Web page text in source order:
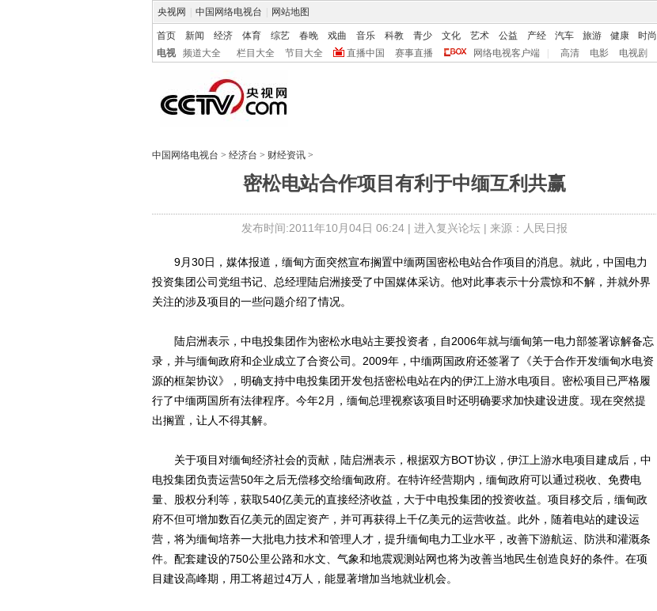
央视网 中国网络电视台 网站地图
首页 新闻 经济 体育 综艺 春晚 戏曲 音乐 科教 青少 文化 艺术 公益 产经 汽车 旅游 健康 时尚
电视
频道大全 栏目大全 节目大全 直播中国 赛事直播 网络电视客户端 高清 电影 电视剧
中国网络电视台 > 经济台 > 财经资讯 >
密松电站合作项目有利于中缅互利共赢
发布时间:2011年10月04日 06:24 | 进入复兴论坛| 来源：人民日报
9月30日，媒体报道，缅甸方面突然宣布搁置中缅两国密松电站合作项目的消息。就此，中国电力
投资集团公司党组书记、总经理陆启洲接受了中国媒体采访。他对此事表示十分震惊和不解，并就外界
关注的涉及项目的一些问题介绍了情况。
陆启洲表示，中电投集团作为密松水电站主要投资者，自2006年就与缅甸第一电力部签署谅解备忘
录，并与缅甸政府和企业成立了合资公司。2009年，中缅两国政府还签署了《关于合作开发缅甸水电资
源的框架协议》，明确支持中电投集团开发包括密松电站在内的伊江上游水电项目。密松项目已严格履
行了中缅两国所有法律程序。今年2月，缅甸总理视察该项目时还明确要求加快建设进度。现在突然提
出搁置，让人不得其解。
关于项目对缅甸经济社会的贡献，陆启洲表示，根据双方BOT协议，伊江上游水电项目建成后，中
电投集团负责运营50年之后无偿移交给缅甸政府。在特许经营期内，缅甸政府可以通过税收、免费电
量、股权分利等，获取540亿美元的直接经济收益，大于中电投集团的投资收益。项目移交后，缅甸政
府不但可增加数百亿美元的固定资产，并可再获得上千亿美元的运营收益。此外，随着电站的建设运
营，将为缅甸培养一大批电力技术和管理人才，提升缅甸电力工业水平，改善下游航运、防洪和灌溉条
件。配套建设的750公里公路和水文、气象和地震观测站网也将为改善当地民生创造良好的条件。在项
目建设高峰期，用工将超过4万人，能显著增加当地就业机会。